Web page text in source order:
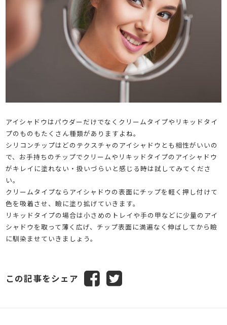
アイシャドウはパウダーだけでなくクリームタイプやリキッドタイ
プのものもたくさん種類がありますよね。
シリコンチップはどのテクスチャのアイシャドウとも相性がいいの
で、お手持ちのチップでクリームやリキッドタイプのアイシャドウ
がキレイに塗れない・扱いづらいと感じる時は試してみてくださ
い。
クリームタイプならアイシャドウの表面にチップを軽く押し付けて
色を吸着させ、瞼に塗り拡げていきます。
リキッドタイプの場合は小さめのトレイや手の甲などに少量のアイ
シャドウを取って薄く広げ、チップ表面に満遍なく伸ばしてから瞼
に馴染ませていきましょう。
この記事をシェア